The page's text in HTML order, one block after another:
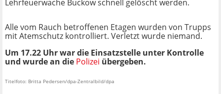
Lehrfeuerwache Buckow schnell gelöscht werden.
Alle vom Rauch betroffenen Etagen wurden von Trupps
mit Atemschutz kontrolliert. Verletzt wurde niemand.
Um 17.22 Uhr war die Einsatzstelle unter Kontrolle
und wurde an die Polizei übergeben.
Titelfoto: Britta Pedersen/dpa-Zentralbild/dpa